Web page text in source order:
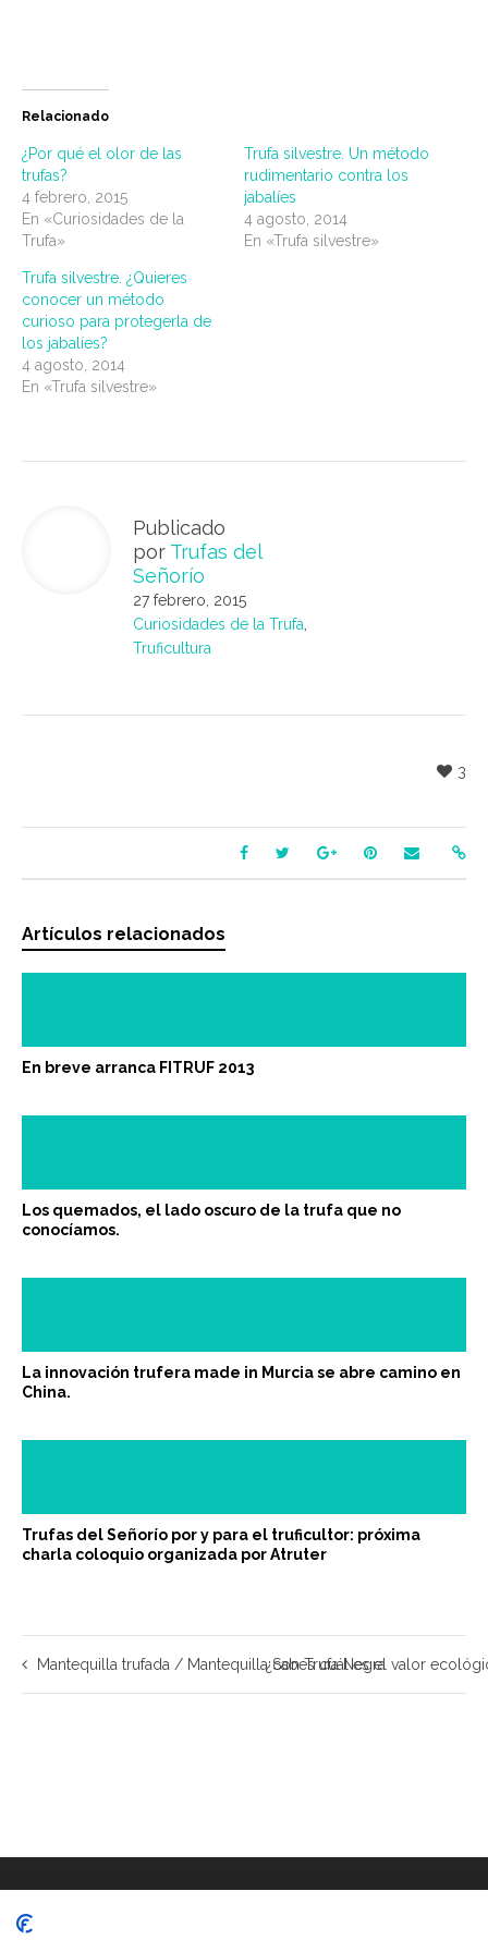
Relacionado
¿Por qué el olor de las
trufas?
4 febrero, 2015
En «Curiosidades de la
Trufa»
Trufa silvestre. Un método
rudimentario contra los
jabalíes
4 agosto, 2014
En «Trufa silvestre»
Trufa silvestre. ¿Quieres
conocer un método
curioso para protegerla de
los jabalíes?
4 agosto, 2014
En «Trufa silvestre»
Publicado
por Trufas del
Señorío
27 febrero, 2015
Curiosidades de la Trufa
Truficultura
3
Artículos relacionados
En breve arranca FITRUF 2013
Los quemados, el lado oscuro de la trufa que no
conocíamos.
La innovación trufera made in Murcia se abre camino en
China.
Trufas del Señorío por y para el truficultor: próxima
charla coloquio organizada por Atruter
Mantequilla trufada / Mantequilla con Trufa Negra
¿Sabes cuál es el valor